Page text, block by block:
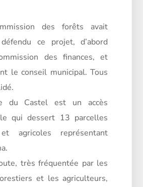
des forêts avait
ce projet, d’abord
des finances, et
le conseil municipal. Tous
du Castel est un accès
qui dessert 13 parcelles
agricoles représentant
très fréquentée par les
et les agriculteurs,